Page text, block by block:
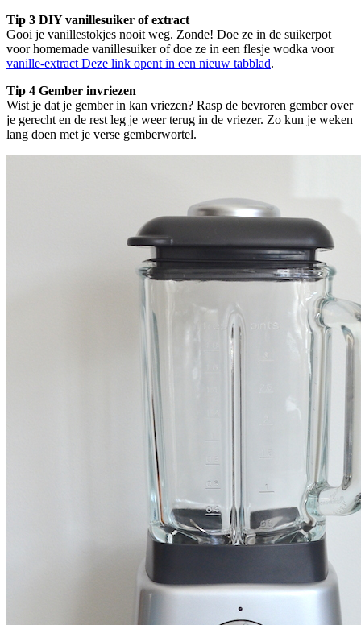
Tip 3 DIY vanillesuiker of extract
Gooi je vanillestokjes nooit weg. Zonde! Doe ze in de suikerpot
voor homemade vanillesuiker of doe ze in een flesje wodka voor
vanille-extract Deze link opent in een nieuw tabblad.
Tip 4 Gember invriezen
Wist je dat je gember in kan vriezen? Rasp de bevroren gember over
je gerecht en de rest leg je weer terug in de vriezer. Zo kun je weken
lang doen met je verse gemberwortel.